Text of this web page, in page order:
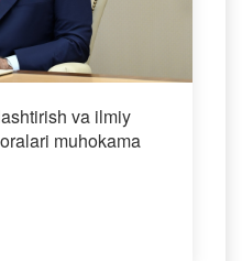
va ilmiy
muhokama